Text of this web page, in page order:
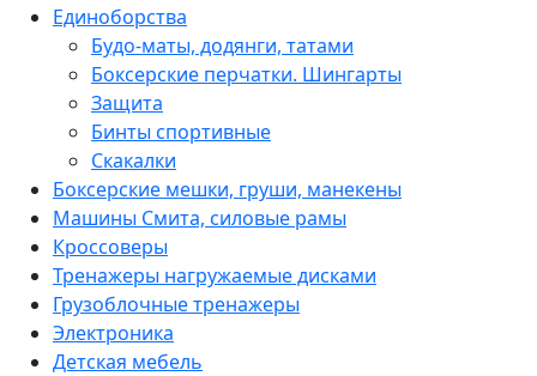
Единоборства
Будо-маты, додянги, татами
Боксерские перчатки. Шингарты
Защита
Бинты спортивные
Скакалки
Боксерские мешки, груши, манекены
Машины Смита, силовые рамы
Кроссоверы
Тренажеры нагружаемые дисками
Грузоблочные тренажеры
Электроника
Детская мебель